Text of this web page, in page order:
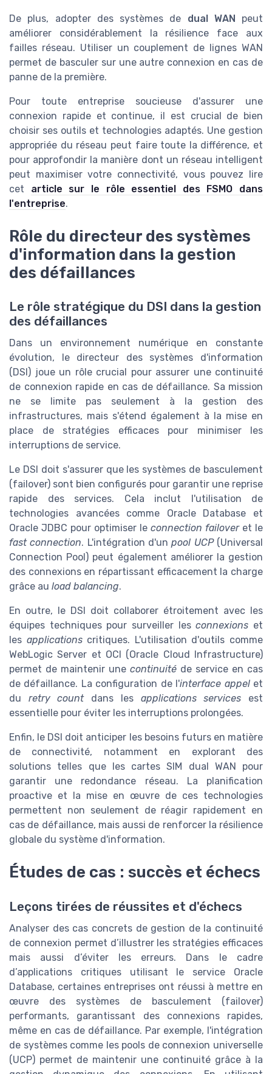
De plus, adopter des systèmes de dual WAN peut
améliorer considérablement la résilience face aux
failles réseau. Utiliser un couplement de lignes WAN
permet de basculer sur une autre connexion en cas de
panne de la première.
Pour toute entreprise soucieuse d'assurer une
connexion rapide et continue, il est crucial de bien
choisir ses outils et technologies adaptés. Une gestion
appropriée du réseau peut faire toute la différence, et
pour approfondir la manière dont un réseau intelligent
peut maximiser votre connectivité, vous pouvez lire
cet article sur le rôle essentiel des FSMO dans
l'entreprise.
Rôle du directeur des systèmes
d'information dans la gestion
des défaillances
Le rôle stratégique du DSI dans la gestion
des défaillances
Dans un environnement numérique en constante
évolution, le directeur des systèmes d'information
(DSI) joue un rôle crucial pour assurer une continuité
de connexion rapide en cas de défaillance. Sa mission
ne se limite pas seulement à la gestion des
infrastructures, mais s'étend également à la mise en
place de stratégies efficaces pour minimiser les
interruptions de service.
Le DSI doit s'assurer que les systèmes de basculement
(failover) sont bien configurés pour garantir une reprise
rapide des services. Cela inclut l'utilisation de
technologies avancées comme Oracle Database et
Oracle JDBC pour optimiser le connection failoveret le
fast connection. L'intégration d'unpool UCP(Universal
Connection Pool) peut également améliorer la gestion
des connexions en répartissant efficacement la charge
grâce au load balancing.
En outre, le DSI doit collaborer étroitement avec les
équipes techniques pour surveiller lesconnexions et
les applicationscritiques. L'utilisation d'outils comme
WebLogic Server et OCI (Oracle Cloud Infrastructure)
permet de maintenir une continuité de service en cas
de défaillance. La configuration de l'interface appelet
du retry countdans les applications services est
essentielle pour éviter les interruptions prolongées.
Enfin, le DSI doit anticiper les besoins futurs en matière
de connectivité, notamment en explorant des
solutions telles que les cartes SIM dual WAN pour
garantir une redondance réseau. La planification
proactive et la mise en œuvre de ces technologies
permettent non seulement de réagir rapidement en
cas de défaillance, mais aussi de renforcer la résilience
globale du système d'information.
Études de cas : succès et échecs
Leçons tirées de réussites et d'échecs
Analyser des cas concrets de gestion de la continuité
de connexion permet d’illustrer les stratégies efficaces
mais aussi d’éviter les erreurs. Dans le cadre
d’applications critiques utilisant le service Oracle
Database, certaines entreprises ont réussi à mettre en
œuvre des systèmes de basculement (failover)
performants, garantissant des connexions rapides,
même en cas de défaillance. Par exemple, l'intégration
de systèmes comme les pools de connexion universelle
(UCP) permet de maintenir une continuité grâce à la